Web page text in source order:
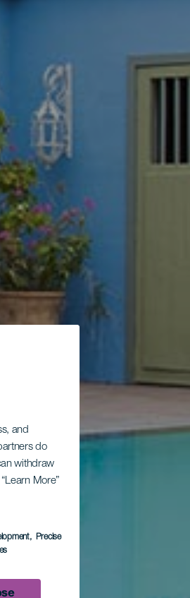
and
do
withdraw
More”
, Precise